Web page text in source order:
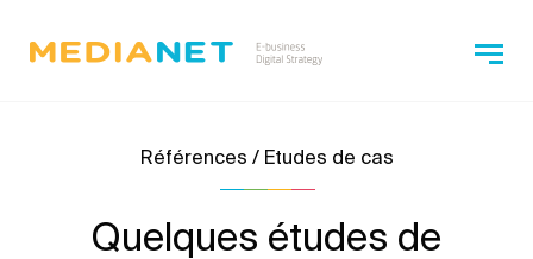
Références / Etudes de cas
Quelques études de